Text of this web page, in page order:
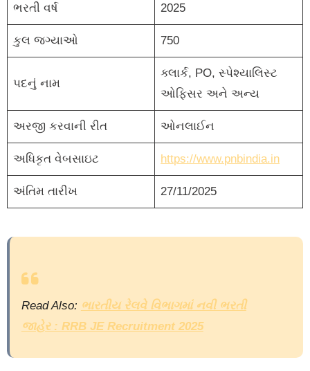
ભરતી વર્ષ 2025
કુલ જગ્યાઓ 750
પદનું નામ
ક્લાર્ક, PO, સ્પેશ્યાલિસ્ટ
ઓફિસર અને અન્ય
અરજી કરવાની રીત ઓનલાઈન
અધિકૃત વેબસાઇટ https://www.pnbindia.in
અંતિમ તારીખ 27/11/2025
Read Also: ભારતીય રેલવે વિભાગમાં નવી ભરતી
જાહેર : RRB JE Recruitment 2025